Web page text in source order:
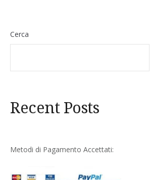
Cerca
Recent Posts
Metodi di Pagamento Accettati: